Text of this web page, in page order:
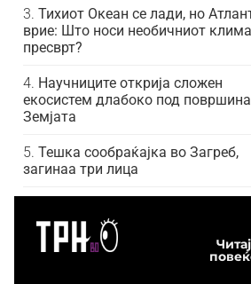
Тихиот Океан се лади, но
врие: Што носи необичниот
пресврт?
Научниците открија сложен
екосистем длабоко под
Земјата
Тешка сообраќајка во Загреб,
загинаа три лица
Читај